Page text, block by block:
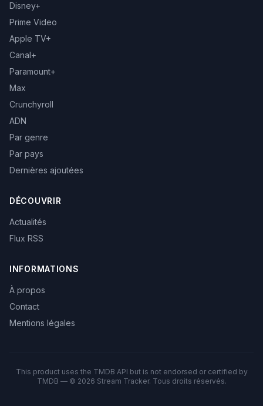
Disney+
Prime Video
Apple TV+
Canal+
Paramount+
Max
Crunchyroll
ADN
Par genre
Par pays
Dernières ajoutées
DÉCOUVRIR
Actualités
Flux RSS
INFORMATIONS
À propos
Contact
Mentions légales
This product uses the TMDB API but is not endorsed or certified by
TMDB — © 2026 Stream Tracker. Tous droits réservés.